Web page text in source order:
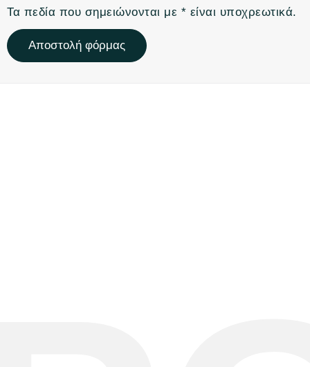
Τα πεδία που σημειώνονται με * είναι υποχρεωτικά.
Αποστολή φόρμας